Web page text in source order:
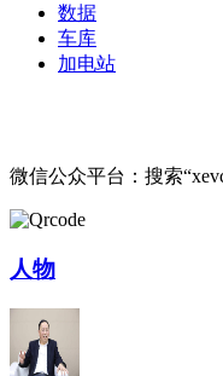
数据
车库
加电站
微信公众平台：搜索
人物